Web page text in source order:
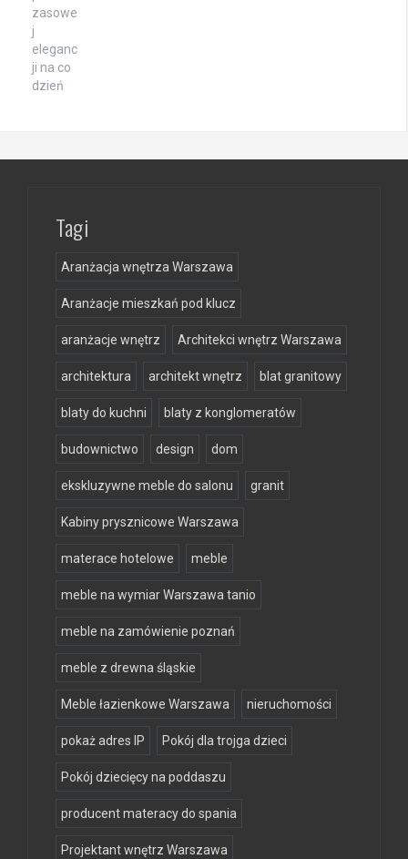
Tagi
Aranżacja wnętrza Warszawa
Aranżacje mieszkań pod klucz
aranżacje wnętrz Architekci wnętrz Warszawa
architektura architekt wnętrz blat granitowy
blaty do kuchni blaty z konglomeratów
budownictwo design dom
ekskluzywne meble do salonu granit
Kabiny prysznicowe Warszawa
materace hotelowe meble
meble na wymiar Warszawa tanio
meble na zamówienie poznań
meble z drewna śląskie
Meble łazienkowe Warszawa nieruchomości
pokaż adres IP Pokój dla trojga dzieci
Pokój dziecięcy na poddaszu
producent materacy do spania
Projektant wnętrz Warszawa